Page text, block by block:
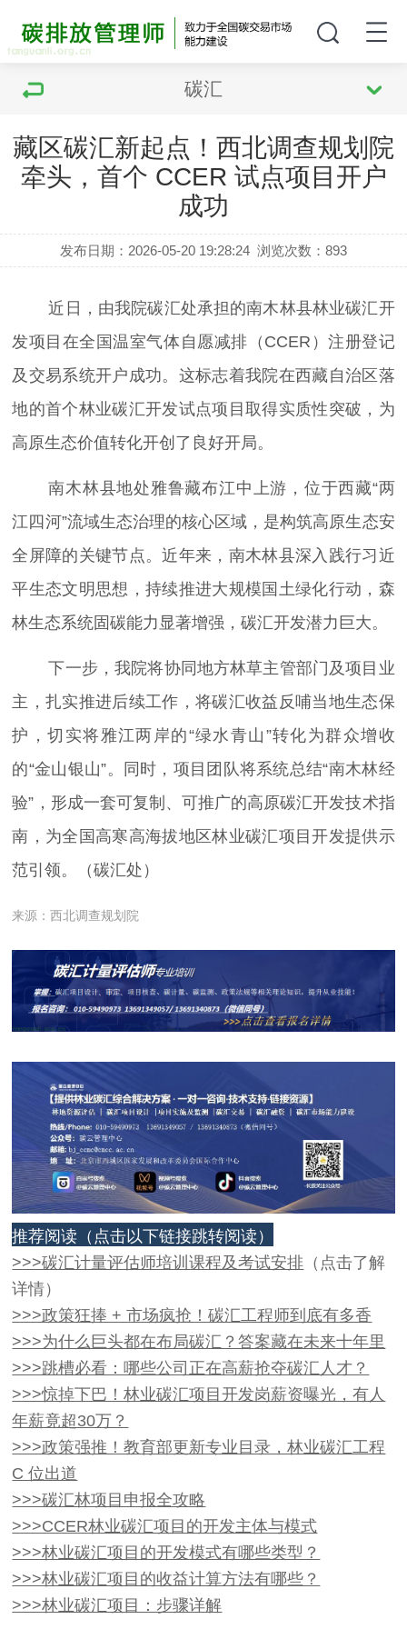
碳汇
藏区碳汇新起点！西北调查规划院
牵头，首个 CCER 试点项目开户
成功
发布日期：2026-05-20 19:28:24 浏览次数：893
近日，由我院碳汇处承担的南木林县林业碳汇开
发项目在全国温室气体自愿减排（CCER）注册登记
及交易系统开户成功。这标志着我院在西藏自治区落
地的首个林业碳汇开发试点项目取得实质性突破，为
高原生态价值转化开创了良好开局。
南木林县地处雅鲁藏布江中上游，位于西藏“两
江四河”流域生态治理的核心区域，是构筑高原生态安
全屏障的关键节点。近年来，南木林县深入践行习近
平生态文明思想，持续推进大规模国土绿化行动，森
林生态系统固碳能力显著增强，碳汇开发潜力巨大。
下一步，我院将协同地方林草主管部门及项目业
主，扎实推进后续工作，将碳汇收益反哺当地生态保
护，切实将雅江两岸的“绿水青山”转化为群众增收
的“金山银山”。同时，项目团队将系统总结“南木林经
验”，形成一套可复制、可推广的高原碳汇开发技术指
南，为全国高寒高海拔地区林业碳汇项目开发提供示
范引领。（碳汇处）
来源：西北调查规划院
推荐阅读 （点击以下链接跳转阅读）
>>>碳汇计量评估师培训课程及考试安排 （点击了解
详情）
>>>政策狂捧 + 市场疯抢！碳汇工程师到底有多香
>>>为什么巨头都在布局碳汇？答案藏在未来十年里
>>>跳槽必看：哪些公司正在高薪抢夺碳汇人才？
>>>惊掉下巴！林业碳汇项目开发岗薪资曝光，有人
年薪竟超30万？
>>>政策强推！教育部更新专业目录，林业碳汇工程
C 位出道
>>>碳汇林项目申报全攻略
>>>CCER林业碳汇项目的开发主体与模式
>>>林业碳汇项目的开发模式有哪些类型？
>>>林业碳汇项目的收益计算方法有哪些？
>>>林业碳汇项目：步骤详解